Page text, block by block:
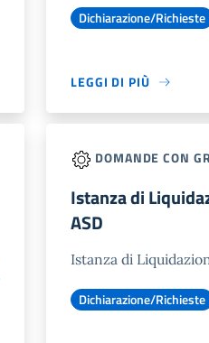
Dichiarazione/Richieste
LEGGI DI PIÙ
DOMANDE CON
Istanza di
ASD
Istanza di
Dichiarazione/Richieste